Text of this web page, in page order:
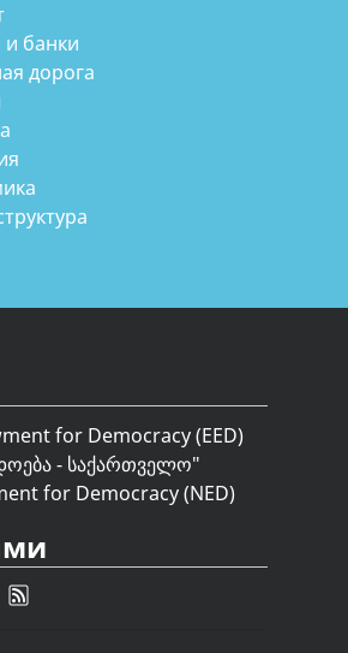
банки
дорога
for Democracy (EED)
- საქართველო"
for Democracy (NED)